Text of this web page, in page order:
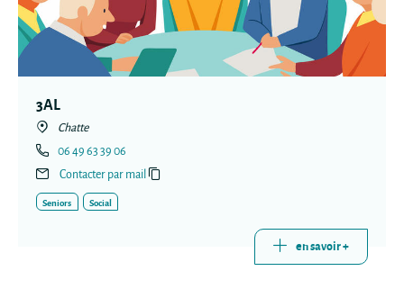
3AL
Chatte
06 49 63 39 06
Contacter par mail
Seniors Social
en savoir +